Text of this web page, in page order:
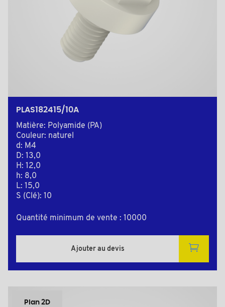
PLAS182415/10A
Matière: Polyamide (PA)
Couleur: naturel
d: M4
D: 13,0
H: 12,0
h: 8,0
L: 15,0
S (Clé): 10
Quantité minimum de vente : 10000
Ajouter au devis
Plan 2D